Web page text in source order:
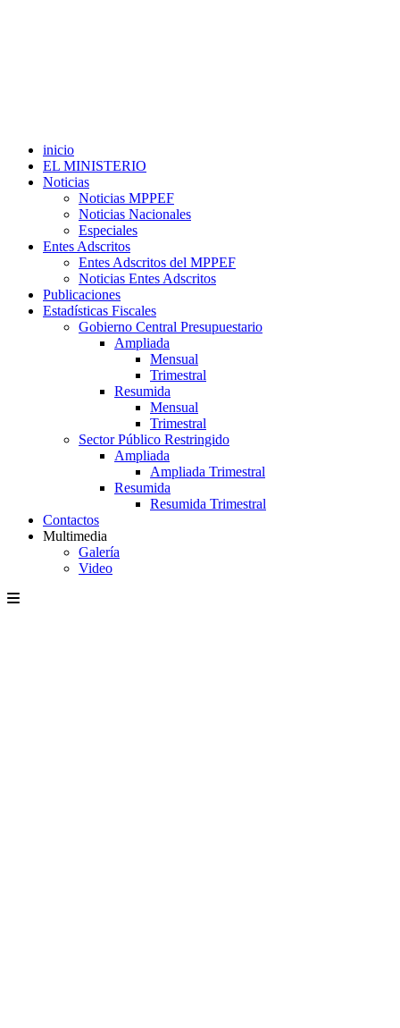
inicio
EL MINISTERIO
Noticias
Noticias MPPEF
Noticias Nacionales
Especiales
Entes Adscritos
Entes Adscritos del MPPEF
Noticias Entes Adscritos
Publicaciones
Estadísticas Fiscales
Gobierno Central Presupuestario
Ampliada
Mensual
Trimestral
Resumida
Mensual
Trimestral
Sector Público Restringido
Ampliada
Ampliada Trimestral
Resumida
Resumida Trimestral
Contactos
Multimedia
Galería
Video